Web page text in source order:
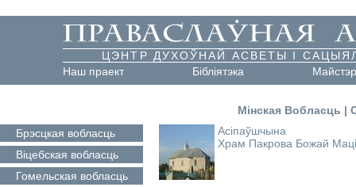
ЦЭНТР ДУХОЎНАЙ АСВЕТЫ І
Наш праект
Бібліятэка
Мінская Вобласць |
Брэсцкая вобласць
Віцебская вобласць
Гомельская вобласць
Асіпаўшчына
Храм Пакрова Божай Маці